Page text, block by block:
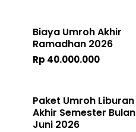
Biaya Umroh Akhir
Ramadhan 2026
Rp 40.000.000
Paket Umroh Liburan
Akhir Semester Bulan
Juni 2026